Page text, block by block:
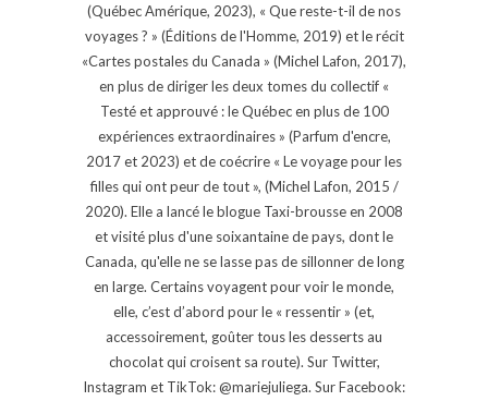
(Québec Amérique, 2023), « Que reste-t-il de nos
voyages ? » (Éditions de l'Homme, 2019) et le récit
«Cartes postales du Canada » (Michel Lafon, 2017),
en plus de diriger les deux tomes du collectif «
Testé et approuvé : le Québec en plus de 100
expériences extraordinaires » (Parfum d'encre,
2017 et 2023) et de coécrire « Le voyage pour les
filles qui ont peur de tout », (Michel Lafon, 2015 /
2020). Elle a lancé le blogue Taxi-brousse en 2008
et visité plus d'une soixantaine de pays, dont le
Canada, qu'elle ne se lasse pas de sillonner de long
en large. Certains voyagent pour voir le monde,
elle, c’est d’abord pour le « ressentir » (et,
accessoirement, goûter tous les desserts au
chocolat qui croisent sa route). Sur Twitter,
Instagram et TikTok: @mariejuliega. Sur Facebook: